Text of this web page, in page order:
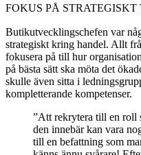
FOKUS PÅ
Butikutvecklingschefen var
strategiskt kring handel. Allt
fokusera på till hur
på bästa sätt ska möta det
skulle även sitta i
kompletterande kompetenser.
”Att rekrytera till en roll
den innebär kan vara
till en befattning som